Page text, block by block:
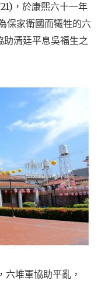
，於康熙六十一年
保家衛國而犧牲的六
助清廷平息吳福生之
堆軍協助平亂，